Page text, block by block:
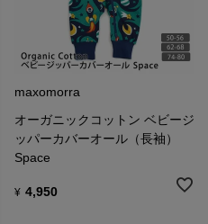
maxomorra
オーガニックコットン ベビージ
ッパーカバーオール（長袖）
Space
¥ 4,950